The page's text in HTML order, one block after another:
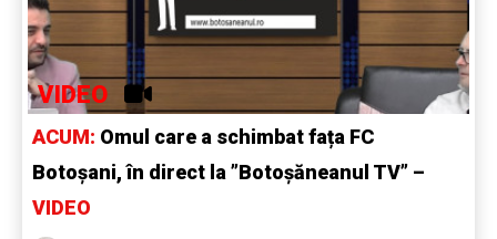
VIDEO
ACUM: Omul care a schimbat fața FC
Botoșani, în direct la ”Botoșăneanul TV” –
VIDEO